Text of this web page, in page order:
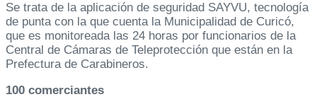
Se trata de la aplicación de seguridad SAYVU, tecnología
de punta con la que cuenta la Municipalidad de Curicó,
que es monitoreada las 24 horas por funcionarios de la
Central de Cámaras de Teleprotección que están en la
Prefectura de Carabineros.
100 comerciantes